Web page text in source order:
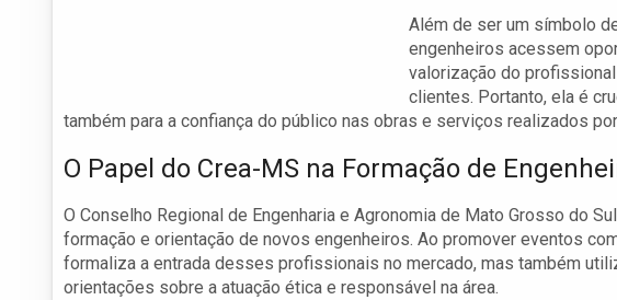
Além de ser um símbolo
engenheiros acessem
valorização do
clientes. Portanto, ela é
também para a confiança do público nas obras e serviços realizados
O Papel do Crea-MS na Formação de
O Conselho Regional de Engenharia e Agronomia de Mato Grosso do
formação e orientação de novos engenheiros. Ao promover eventos
formaliza a entrada desses profissionais no mercado, mas também
orientações sobre a atuação ética e responsável na área.